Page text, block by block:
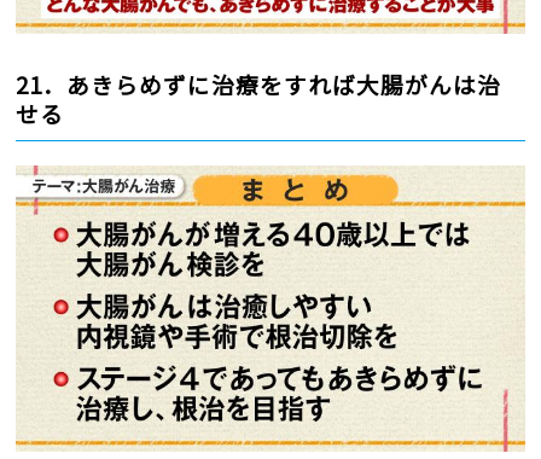
21．あきらめずに治療をすれば大腸がんは治
せる